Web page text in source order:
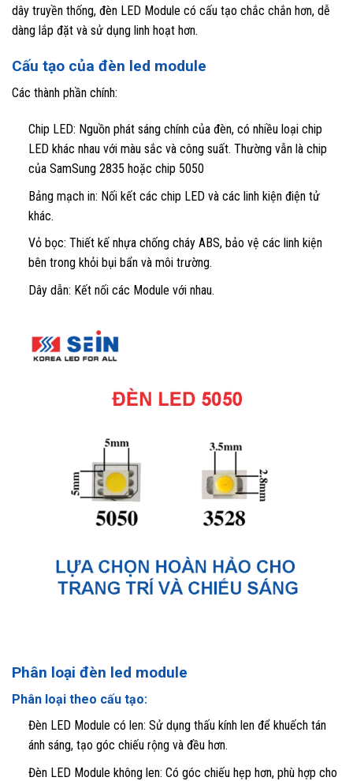
dây truyền thống, đèn LED Module có cấu tạo chắc chắn hơn, dễ
dàng lắp đặt và sử dụng linh hoạt hơn.
Cấu tạo của đèn led module
Các thành phần chính:
Chip LED: Nguồn phát sáng chính của đèn, có nhiều loại chip
LED khác nhau với màu sắc và công suất. Thường vẫn là chip
của SamSung 2835 hoặc chip 5050
Bảng mạch in: Nối kết các chip LED và các linh kiện điện tử
khác.
Vỏ bọc: Thiết kế nhựa chống cháy ABS, bảo vệ các linh kiện
bên trong khỏi bụi bẩn và môi trường.
Dây dẫn: Kết nối các Module với nhau.
Phân loại đèn led module
Phân loại theo cấu tạo:
Đèn LED Module có len: Sử dụng thấu kính len để khuếch tán
ánh sáng, tạo góc chiếu rộng và đều hơn.
Đèn LED Module không len: Có góc chiếu hẹp hơn, phù hợp cho